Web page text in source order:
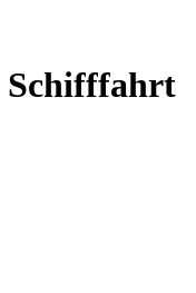
Schifffahrt